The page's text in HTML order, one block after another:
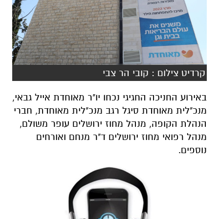
קרדיט צילום : קובי הר צבי
באירוע החניכה החגיגי נכחו יו"ר מאוחדת אייל גבאי,
מנכ"לית מאוחדת סיגל רגב מנכ"לית מאוחדת, חברי
הנהלת הקופה, מנהל מחוז ירושלים עופר משולם,
מנהל רפואי מחוז ירושלים ד"ר מנחם ואורחים
נוספים.